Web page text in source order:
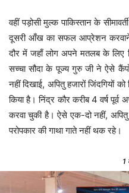
वहीं पड़ोसी मुल्क पाकिस्तान के
दूसरी आँख का सफल आप्रेशन करवाने
दौर में जहाँ लोग अपने मतलब के लिए
सच्चा सौदा के पूज्य गुरु जी ने ऐसे
नहीं दिखाई, अपितु हजारों जिंदगियों
किया है। निंद्र कौर करीब 4 वर्ष
करवा चुकी है। ऐसे एक-दो नहीं, अपितु
परोपकार की गाथा गाते नहीं थक रहे।
1